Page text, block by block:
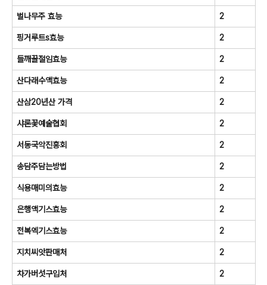
벌나무주 효능 2
핑거루트s효능 2
들깨꿀절임효능 2
산다래수액효능 2
산삼20년산 가격 2
샤론꽃예술협회 2
서동국악진흥회 2
송담주담는방법 2
식용매미의효능 2
은행액기스효능 2
전복엑기스효능 2
지치씨앗판매처 2
차가버섯구입처 2